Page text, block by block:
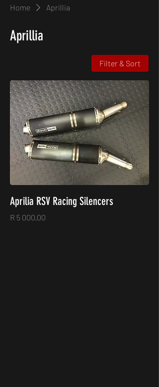
Home Aprillia
Aprillia
Filter & Sort
Aprilia RSV Racing Silencers
Price
R 5 000,00